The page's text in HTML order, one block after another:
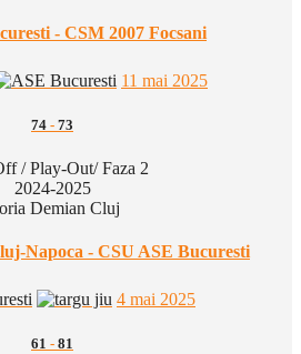
- CSM 2007 Focsani
11 mai 2025
74 - 73
/ Play-Out/ Faza 2
2024-2025
Demian Cluj
Napoca - CSU ASE Bucuresti
4 mai 2025
61 - 81